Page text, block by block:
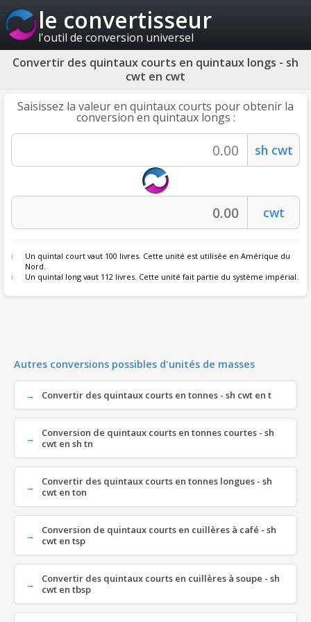
le convertisseur
l'outil de conversion universel
Convertir des quintaux courts en quintaux longs - sh
cwt en cwt
Saisissez la valeur en quintaux courts pour obtenir la
conversion en quintaux longs :
Un quintal court vaut 100 livres. Cette unité est utilisée en Amérique du
Nord.
Un quintal long vaut 112 livres. Cette unité fait partie du système impérial.
Autres conversions possibles d'unités de masses
Convertir des quintaux courts en tonnes - sh cwt en t
Conversion de quintaux courts en tonnes courtes - sh
cwt en sh tn
Convertir des quintaux courts en tonnes longues - sh
cwt en ton
Conversion de quintaux courts en cuillères à café - sh
cwt en tsp
Convertir des quintaux courts en cuillères à soupe - sh
cwt en tbsp